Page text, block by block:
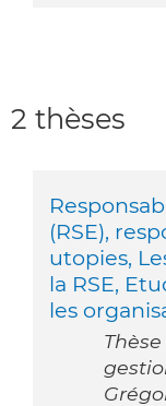
2 thèses
(RSE),
utopies,
la RSE,
les